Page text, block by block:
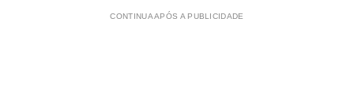
CONTINUA APÓS A PUBLICIDADE